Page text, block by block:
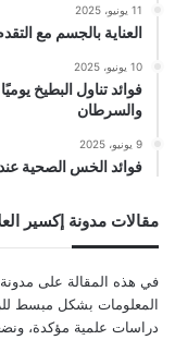
11 يونيو، 2025
العناية بالجسم مع
10 يونيو، 2025
فوائد تناول البطيخ
والسرطان
9 يونيو، 2025
فوائد الخس الصحية عند
مقالات مدونة إكسير
في هذه المقالة على مدونة
المعلومات بشكل مبسط
دراسات علمية مؤكدة،